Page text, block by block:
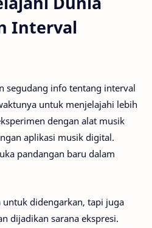
Interval
segudang info tentang interval
untuk menjelajahi lebih
dengan alat musik
aplikasi musik digital.
pandangan baru dalam
didengarkan, tapi juga
dijadikan sarana ekspresi.